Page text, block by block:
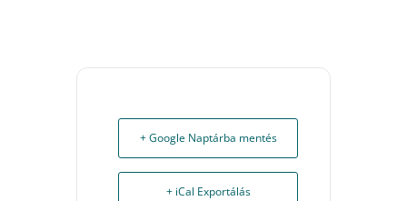
+ Google Naptárba mentés
+ iCal Exportálás